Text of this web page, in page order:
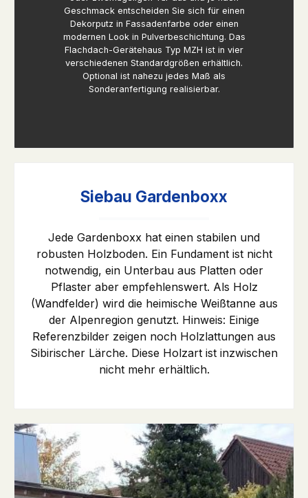
Geschmack entscheiden Sie sich für einen
Dekorputz in Fassadenfarbe oder einen
modernen Look in Pulverbeschichtung. Das
Flachdach-Gerätehaus Typ MZH ist in vier
verschiedenen Standardgrößen erhältlich.
Optional ist nahezu jedes Maß als
Sonderanfertigung realisierbar.
Siebau Gardenboxx
Jede Gardenboxx hat einen stabilen und
robusten Holzboden. Ein Fundament ist nicht
notwendig, ein Unterbau aus Platten oder
Pflaster aber empfehlenswert. Als Holz
(Wandfelder) wird die heimische Weißtanne aus
der Alpenregion genutzt. Hinweis: Einige
Referenzbilder zeigen noch Holzlattungen aus
Sibirischer Lärche. Diese Holzart ist inzwischen
nicht mehr erhältlich.